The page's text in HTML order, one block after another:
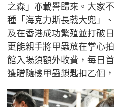
之森」亦載譽歸來。大家
種「海克力斯長戟大兜」
及在香港成功繁殖並打破
更能親手將甲蟲放在掌心
館入場須額外收費，每日
獲贈隨機甲蟲鎖匙扣乙個